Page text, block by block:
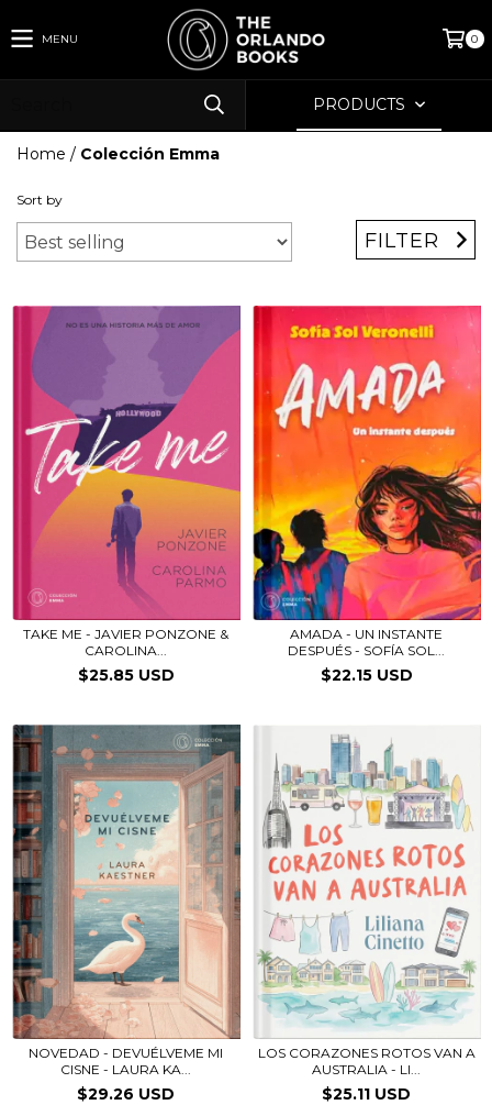
MENU 0
PRODUCTS
Home / Colección Emma
Sort by
FILTER
TAKE ME - JAVIER PONZONE &
CAROLINA...
$25.85 USD
AMADA - UN INSTANTE
DESPUÉS - SOFÍA SOL...
$22.15 USD
NOVEDAD - DEVUÉLVEME MI
CISNE - LAURA KA...
$29.26 USD
LOS CORAZONES ROTOS VAN A
AUSTRALIA - LI...
$25.11 USD